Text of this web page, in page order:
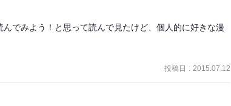
でみよう！と思って読んで見たけど、個人的に好きな漫
投稿日 : 2015.07.12